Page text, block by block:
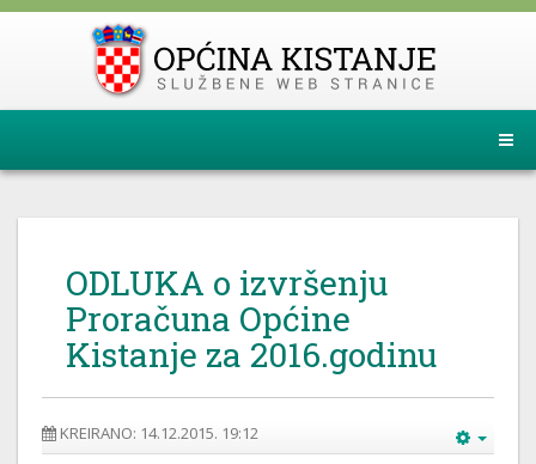
ODLUKA o izvršenju
Proračuna Općine
Kistanje za 2016.godinu
KREIRANO: 14.12.2015. 19:12